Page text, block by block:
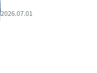
2026.07.01